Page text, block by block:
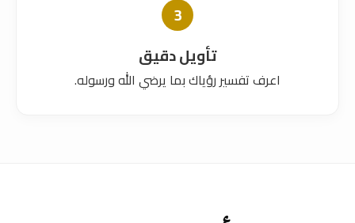
3
تأويل دقيق
اعرف تفسير رؤياك بما يرضي الله ورسوله.